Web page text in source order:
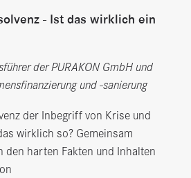
- Ist das wirklich ein
der PURAKON GmbH und
und -sanierung
der Inbegriff von Krise und
wirklich so? Gemeinsam
den harten Fakten und Inhalten